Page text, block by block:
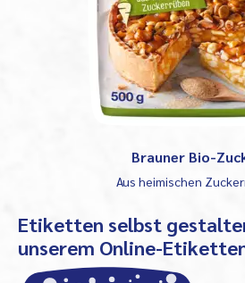
Brauner Bio-
Aus heimischen
Etiketten selbst
unserem Online-